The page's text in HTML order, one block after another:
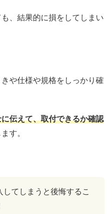
、結果的に損をしてしまい
や仕様や規格をしっかり確
伝えて、取付できるか確認
す。
してしまうと後悔するこ